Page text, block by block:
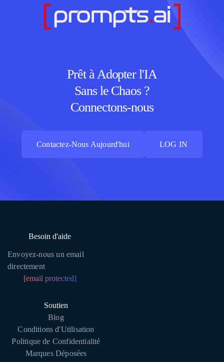
Prêt à Adopter l'IA
Sans le Chaos ?
Connectons-nous
Contactez-Nous Aujourd'hui
LOG IN
Besoin d'aide
Envoyez-nous un email
directement
[email protected]
Soutien
Blog
Conditions d'Utilisation
Politique de Confidentialité
Marques Déposées